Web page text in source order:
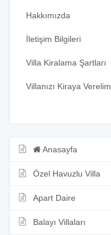
Hakkımızda
İletişim Bilgileri
Villa Kiralama Şartları
Villanızı Kiraya Verelim
Anasayfa
Özel Havuzlu Villa
Apart Daire
Balayı Villaları